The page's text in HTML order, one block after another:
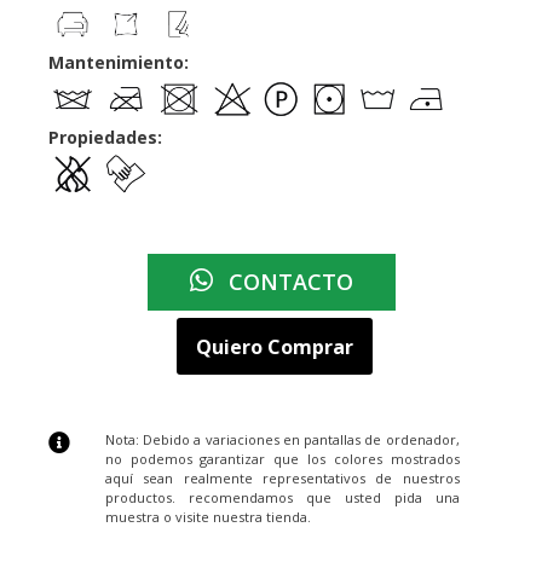
Mantenimiento:
Propiedades:
CONTACTO
Quiero Comprar
Nota: Debido a variaciones en pantallas de ordenador,
no podemos garantizar que los colores mostrados
aquí sean realmente representativos de nuestros
productos. recomendamos que usted pida una
muestra o visite nuestra tienda.